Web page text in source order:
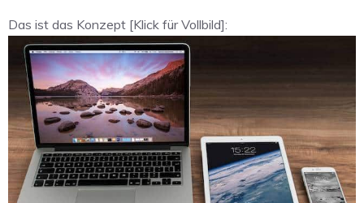
Das ist das Konzept [Klick für Vollbild]: